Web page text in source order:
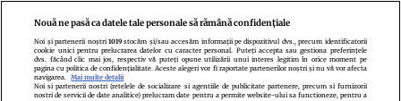
Politica de confidenţialitatePolitica de cookiesTermeni şi condiţii
Echipa redacționalăContactSetări Cookies
Nouă ne pasă ca datele tale personale să rămână confidențiale
Noi și partenerii noștri1019 stocăm și/sau accesăm informații pe dispozitivul dvs., precum identificatorii
cookie unici pentru prelucrarea datelor cu caracter personal. Puteți accepta sau gestiona preferințele
dvs. făcând clic mai jos, respectiv vă puteți opune utilizării unui interes legitim în orice moment pe
pagina cu politica de confidențialitate. Aceste alegeri vor fi raportate partenerilor noștri și nu vă vor afecta
navigarea.
Mai multe detalii
Noi si partenerii nostri (retelele de socializare si agentiile de publicitate partenere, precum si furnizorii
nostri de servicii de date analitice) prelucram date pentru a permite website-ului sa functioneze, pentru a